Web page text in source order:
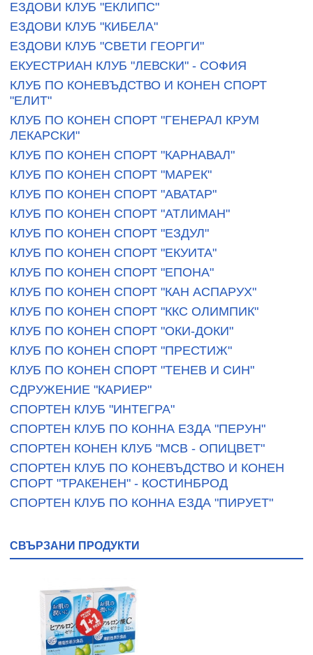
ЕЗДОВИ КЛУБ "ЕКЛИПС"
ЕЗДОВИ КЛУБ "КИБЕЛА"
ЕЗДОВИ КЛУБ "СВЕТИ ГЕОРГИ"
ЕКУЕСТРИАН КЛУБ "ЛЕВСКИ" - СОФИЯ
КЛУБ ПО КОНЕВЪДСТВО И КОНЕН СПОРТ
"ЕЛИТ"
КЛУБ ПО КОНЕН СПОРТ "ГЕНЕРАЛ КРУМ
ЛЕКАРСКИ"
КЛУБ ПО КОНЕН СПОРТ "КАРНАВАЛ"
КЛУБ ПО КОНЕН СПОРТ "МАРЕК"
КЛУБ ПО КОНЕН СПОРТ "АВАТАР"
КЛУБ ПО КОНЕН СПОРТ "АТЛИМАН"
КЛУБ ПО КОНЕН СПОРТ "ЕЗДУЛ"
КЛУБ ПО КОНЕН СПОРТ "ЕКУИТА"
КЛУБ ПО КОНЕН СПОРТ "ЕПОНА"
КЛУБ ПО КОНЕН СПОРТ "КАН АСПАРУХ"
КЛУБ ПО КОНЕН СПОРТ "ККС ОЛИМПИК"
КЛУБ ПО КОНЕН СПОРТ "ОКИ-ДОКИ"
КЛУБ ПО КОНЕН СПОРТ "ПРЕСТИЖ"
КЛУБ ПО КОНЕН СПОРТ "ТЕНЕВ И СИН"
СДРУЖЕНИЕ "КАРИЕР"
СПОРТЕН КЛУБ "ИНТЕГРА"
СПОРТЕН КЛУБ ПО КОННА ЕЗДА "ПЕРУН"
СПОРТЕН КОНЕН КЛУБ "МСВ - ОПИЦВЕТ"
СПОРТЕН КЛУБ ПО КОНЕВЪДСТВО И КОНЕН
СПОРТ "ТРАКЕНЕН" - КОСТИНБРОД
СПОРТЕН КЛУБ ПО КОННА ЕЗДА "ПИРУЕТ"
СВЪРЗАНИ ПРОДУКТИ